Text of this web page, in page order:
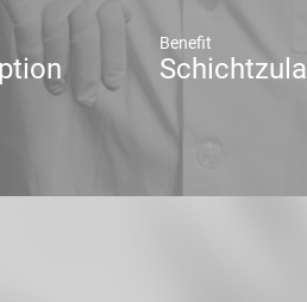
Benefit